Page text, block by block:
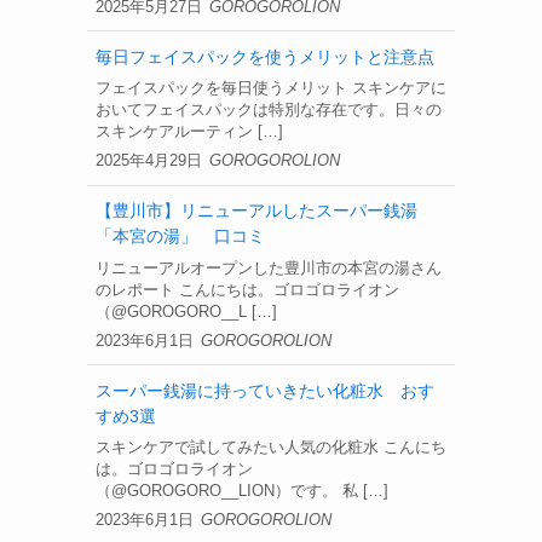
2025年5月27日 GOROGOROLION
毎日フェイスパックを使うメリットと注意点
2025年4月29日
フェイスパックを毎日使うメリット スキンケアに
おいてフェイスパックは特別な存在です。日々の
スキンケアルーティン […]
GOROGOROLION
【豊川市】リニューアルしたスーパー銭湯
「本宮の湯」 口コミ
2023年6月1日
リニューアルオープンした豊川市の本宮の湯さん
のレポート こんにちは。ゴロゴロライオン
（@GOROGORO__L […]
GOROGOROLION
スーパー銭湯に持っていきたい化粧水 おす
すめ3選
2023年6月1日
スキンケアで試してみたい人気の化粧水 こんにち
は。ゴロゴロライオン
（@GOROGORO__LION）です。 私 […]
GOROGOROLION